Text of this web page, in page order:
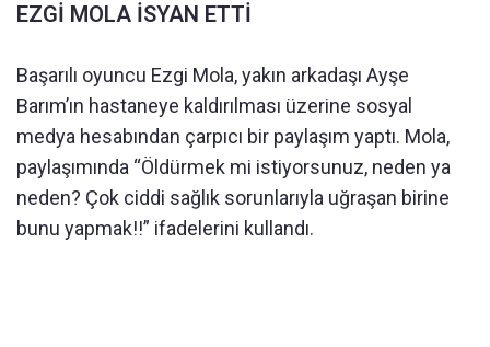
EZGİ MOLA İSYAN ETTİ
Başarılı oyuncu Ezgi Mola, yakın arkadaşı Ayşe
Barım’ın hastaneye kaldırılması üzerine sosyal
medya hesabından çarpıcı bir paylaşım yaptı. Mola,
paylaşımında “Öldürmek mi istiyorsunuz, neden ya
neden? Çok ciddi sağlık sorunlarıyla uğraşan birine
bunu yapmak!!” ifadelerini kullandı.